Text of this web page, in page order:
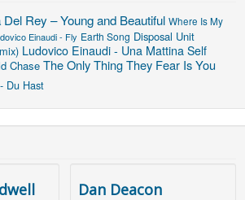
Del Rey – Young and Beautiful Where Is My
Einaudi - Fly Earth Song Disposal Unit
Ludovico Einaudi - Una Mattina Self
Chase The Only Thing They Fear Is You
Du Hast
Dan Deacon